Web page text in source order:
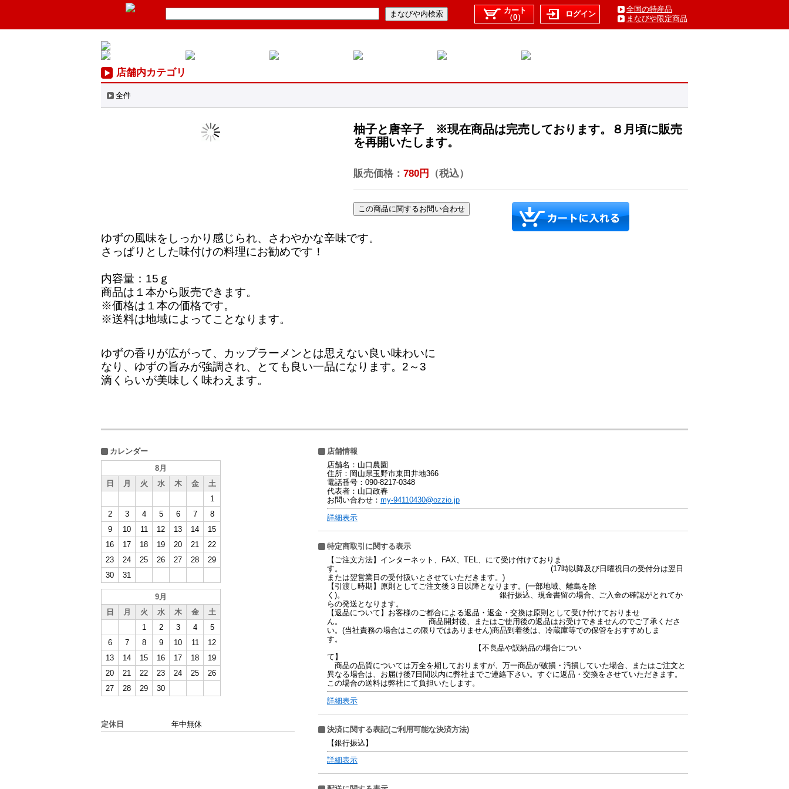
カート
（0）
ログイン
全国の特産品
まなびや限定商品
店舗内カテゴリ
全件
柚子と唐辛子 ※現在商品は完売しております。８月頃に販売
を再開いたします。
販売価格： 780円 （税込）
ゆずの風味をしっかり感じられ、さわやかな辛味です。
さっぱりとした味付けの料理にお勧めです！
内容量：15ｇ
商品は１本から販売できます。
※価格は１本の価格です。
※送料は地域によってことなります。
ゆずの香りが広がって、カップラーメンとは思えない良い味わいに
なり、ゆずの旨みが強調され、とても良い一品になります。2～3
滴くらいが美味しく味わえます。
カレンダー
8月
日
月 火 水 木 金
土
1
2
3 4 5 6 7
8
9
10 11 12 13 14
15
16
17 18 19 20 21
22
23
24 25 26 27 28
29
30
31
9月
日
月 火 水 木 金
土
1
2 3 4
5
6
7 8 9 10 11
12
13
14 15 16 17 18
19
20
21 22 23 24 25
26
27
28 29 30
定休日 年中無休
店舗情報
店舗名：山口農園
住所：岡山県玉野市東田井地366
電話番号：090-8217-0348
代表者：山口政春
お問い合わせ： my-94110430@ozzio.jp
詳細表示
特定商取引に関する表示
【ご注文方法】インターネット、FAX、TEL、にて受け付けておりま
す。 (17時以降及び日曜祝日の受付分は翌日
または翌営業日の受付扱いとさせていただきます。)
【引渡し時期】原則としてご注文後３日以降となります。(一部地域、離島を除
く)。 銀行振込、現金書留の場合、ご入金の確認がとれてか
らの発送となります。
【返品について】お客様のご都合による返品・返金・交換は原則として受け付けておりませ
ん。 商品開封後、またはご使用後の返品はお受けできませんのでご了承くださ
い。(当社責務の場合はこの限りではありません)商品到着後は、冷蔵庫等での保管をおすすめしま
す。
【不良品や誤納品の場合につい
て】
商品の品質については万全を期しておりますが、万一商品が破損・汚損していた場合、またはご注文と
異なる場合は、お届け後7日間以内に弊社までご連絡下さい。すぐに返品・交換をさせていただきます。
この場合の送料は弊社にて負担いたします。
詳細表示
決済に関する表記(ご利用可能な決済方法)
【銀行振込】
詳細表示